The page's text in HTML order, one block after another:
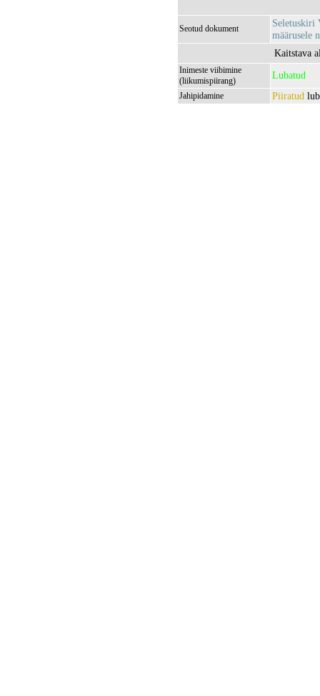
Seotud dokument
Seletuskiri
määrusele
Kaitstava
Inimeste viibimine
(liikumispiirang)
Lubatud
Jahipidamine Piiratud